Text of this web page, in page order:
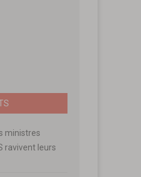
ministres
ravivent leurs